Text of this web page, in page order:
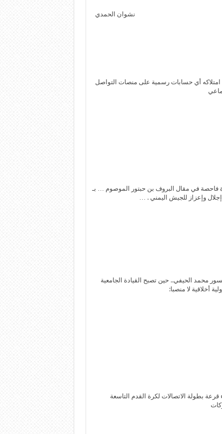
نشوان الحمدي
امتلاكه أي حسابات رسمية على منصات التواصل
فاحصة في مقال البروف بن حبتور الموصوم … بـ
وإعزاز للجيش اليمني . …
محمد الحيفي.. حين تصبح القيادة الجامعية
أخلاقية لا منصبا:
قرعة بطولة الاتصالات لكرة القدم التاسعة